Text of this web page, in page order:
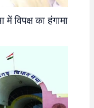
विपक्ष का हंगामा